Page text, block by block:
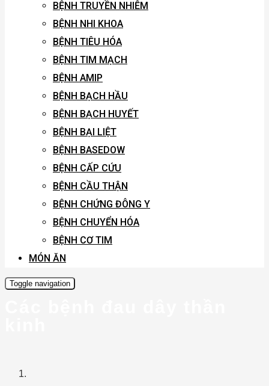
BỆNH TRUYỀN NHIỄM
BỆNH NHI KHOA
BỆNH TIÊU HÓA
BỆNH TIM MẠCH
BỆNH AMIP
BỆNH BẠCH HẦU
BỆNH BẠCH HUYẾT
BỆNH BẠI LIỆT
BỆNH BASEDOW
BỆNH CẤP CỨU
BỆNH CẦU THẬN
BỆNH CHỨNG ĐÔNG Y
BỆNH CHUYỂN HÓA
BỆNH CƠ TIM
MÓN ĂN
Toggle navigation